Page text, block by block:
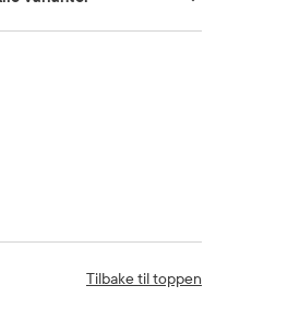
Tilbake til toppen